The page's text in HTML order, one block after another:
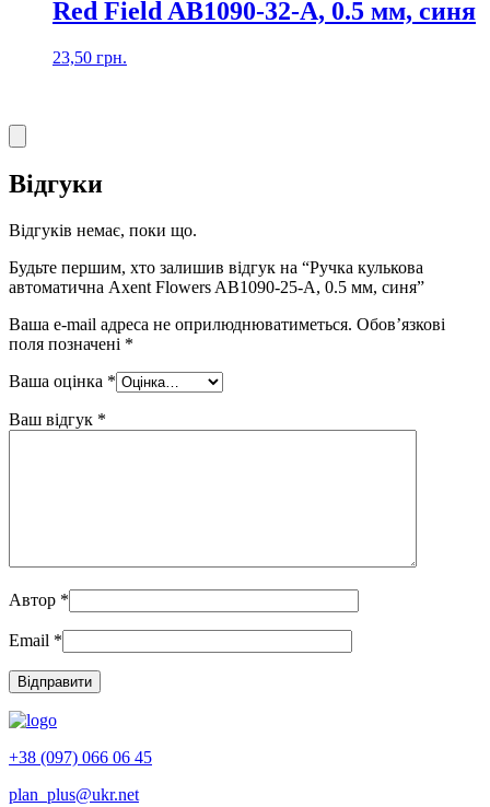
Red Field AB1090-32-A, 0.5 мм, синя
23,50 грн.
Відгуки
Відгуків немає, поки що.
Будьте першим, хто залишив відгук на “Ручка кулькова
автоматична Axent Flowers AB1090-25-A, 0.5 мм, синя”
Ваша e-mail адреса не оприлюднюватиметься. Обов’язкові
поля позначені *
Ваша оцінка *
Ваш відгук *
Автор *
Email *
+38 (097) 066 06 45
plan_plus@ukr.net